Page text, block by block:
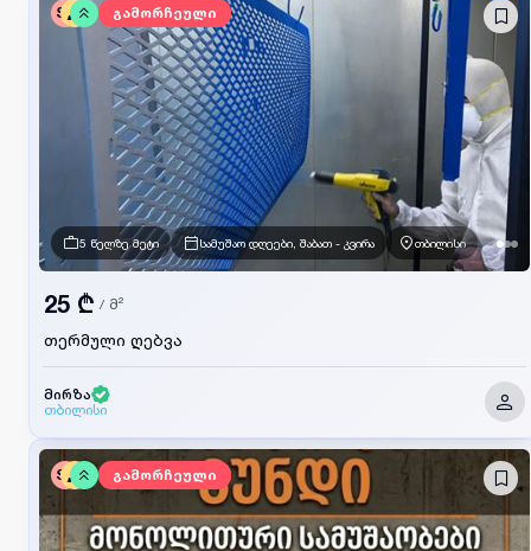
SV გამორჩეული
5 წელზე მეტი სამუშაო დღეები, შაბათ - კვირა თბილისი
თერმული ღებვა
25 ₾ / მ²
მირზა
თბილისი
SV გამორჩეული